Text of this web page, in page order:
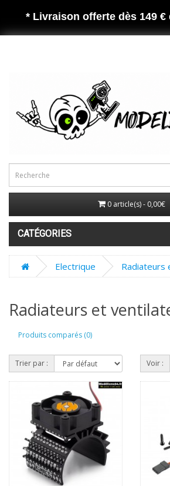
* Livraison offerte dès 149 €
0 article(s) - 0,00€
CATÉGORIES
Electrique Radiateurs
Radiateurs et
Produits comparés (0)
Trier par : Voir :